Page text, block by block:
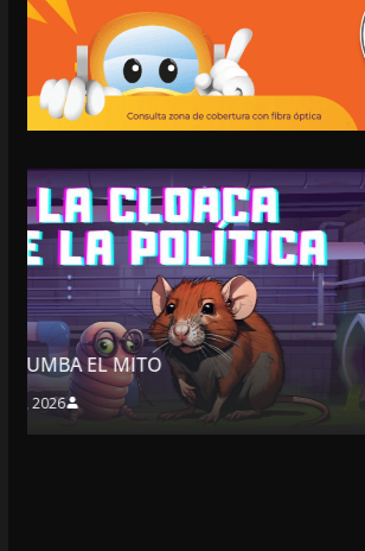
LOCALES OPINIÓN
TOP TEN DEL REPUDIO
7 agosto, 2026